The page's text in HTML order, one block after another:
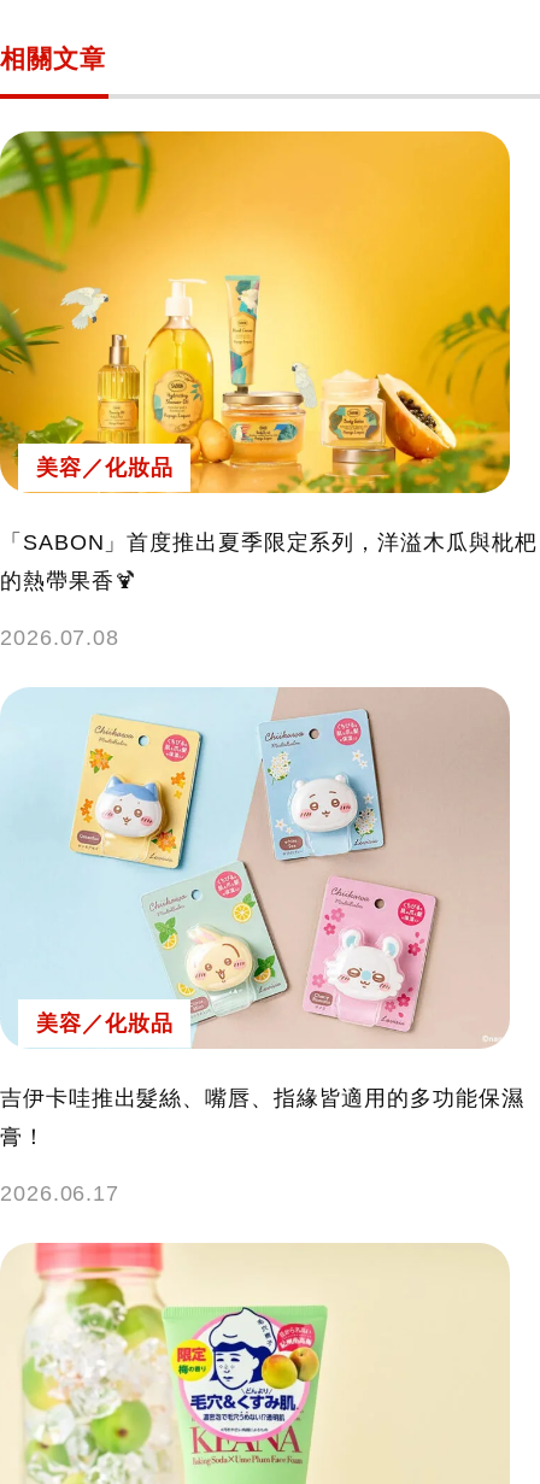
相關文章
美容／化妝品
「SABON」首度推出夏季限定系列，洋溢木瓜與枇杷
的熱帶果香🍹
2026.07.08
美容／化妝品
吉伊卡哇推出髮絲、嘴唇、指緣皆適用的多功能保濕
膏！
2026.06.17